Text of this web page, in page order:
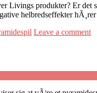
Livings produkter? Er
helbredseffekter
Leave a comment